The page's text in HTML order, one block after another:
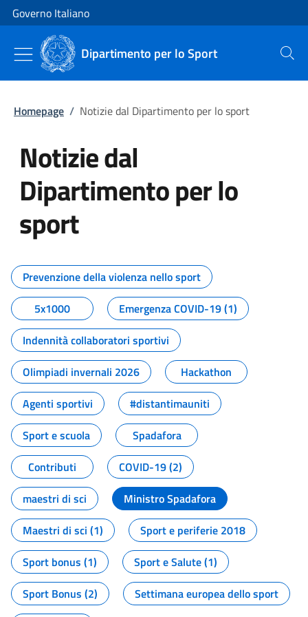
Vai al contenuto
Vai alla navigazione del sito
Governo Italiano
Dipartimento per lo Sport Cerca
Homepage / Notizie dal Dipartimento per lo sport
Notizie dal
Dipartimento per lo
sport
Tutti i contenuti della pagina
Prevenzione della violenza nello sport
5x1000
Emergenza COVID-19 (1)
Indennità collaboratori sportivi
Olimpiadi invernali 2026
Hackathon
Agenti sportivi
#distantimauniti
Sport e scuola
Spadafora
Contributi
COVID-19 (2)
maestri di sci
Ministro Spadafora
Maestri di sci (1)
Sport e periferie 2018
Sport bonus (1)
Sport e Salute (1)
Sport Bonus (2)
Settimana europea dello sport